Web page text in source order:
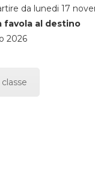
da lunedi 17
favola al destino
2026